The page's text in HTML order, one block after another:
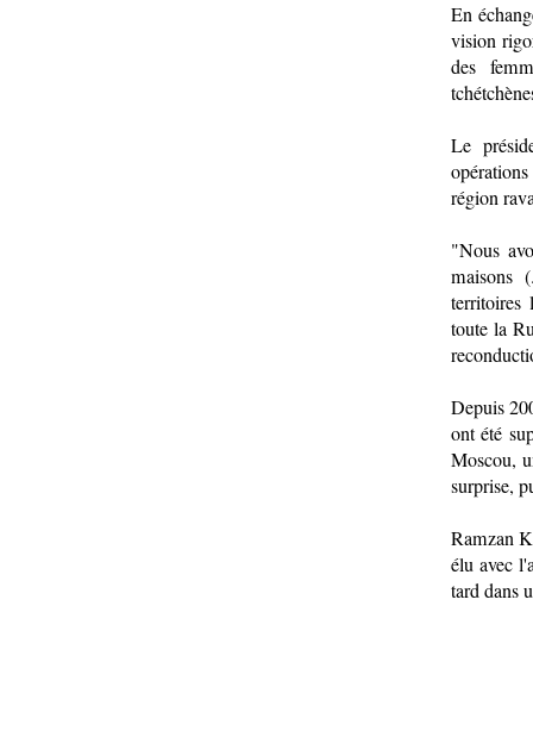
En
vision
des
Le
région
"Nous
maisons
territoires
toute la
Depuis
ont été
Moscou,
surprise,
Ramzan
élu avec
tard dans